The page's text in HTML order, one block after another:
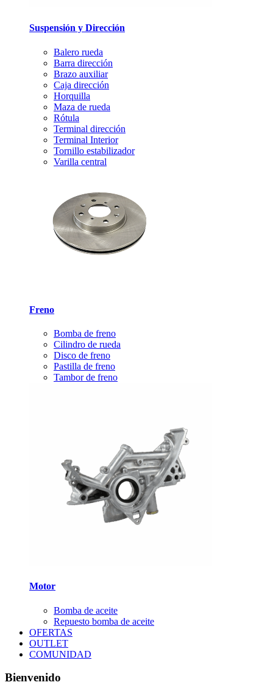
Suspensión y Dirección
Balero rueda
Barra dirección
Brazo auxiliar
Caja dirección
Horquilla
Maza de rueda
Rótula
Terminal dirección
Terminal Interior
Tornillo estabilizador
Varilla central
Freno
Bomba de freno
Cilindro de rueda
Disco de freno
Pastilla de freno
Tambor de freno
Motor
Bomba de aceite
Repuesto bomba de aceite
OFERTAS
OUTLET
COMUNIDAD
Bienvenido